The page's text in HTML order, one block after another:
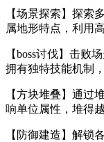
【场景探索】探索
属地形特点，利用
【boss讨伐】击败
拥有独特技能机制
【方块堆叠】通过
响单位属性，堆得
【防御建造】解锁